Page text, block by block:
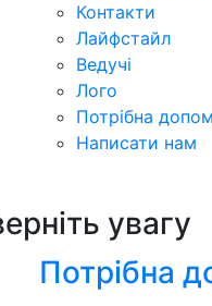
Контакти
Лайфстайл
Ведучі
Лого
Потрібна
Написати нам
увагу
Потрібна